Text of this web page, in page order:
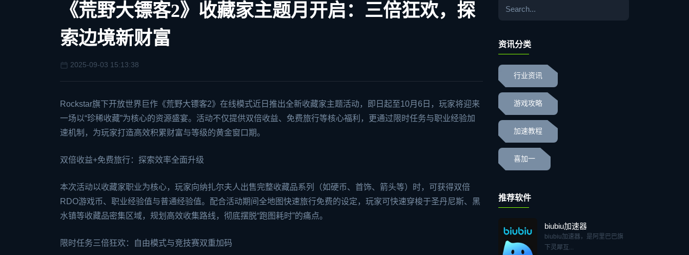
《荒野大镖客2》收藏家主题月开启：三倍狂欢，探
索边境新财富
2025-09-03 15:13:38
Rockstar旗下开放世界巨作《荒野大镖客2》在线模式近日推出全新收藏家主题活动，即日起至10月6日，玩家将迎来
一场以“珍稀收藏”为核心的资源盛宴。活动不仅提供双倍收益、免费旅行等核心福利，更通过限时任务与职业经验加
速机制，为玩家打造高效积累财富与等级的黄金窗口期。
双倍收益+免费旅行：探索效率全面升级
本次活动以收藏家职业为核心，玩家向纳扎尔夫人出售完整收藏品系列（如硬币、首饰、箭头等）时，可获得双倍
RDO游戏币、职业经验值与普通经验值。配合活动期间全地图快速旅行免费的设定，玩家可快速穿梭于圣丹尼斯、黑
水镇等收藏品密集区域，规划高效收集路线，彻底摆脱“跑图耗时”的痛点。
限时任务三倍狂欢：自由模式与竞技赛双重加码
资讯分类
行业资讯
游戏攻略
加速教程
喜加一
推荐软件
biubiu加速器
biubiu加速器，是阿里巴巴旗
下灵犀互...